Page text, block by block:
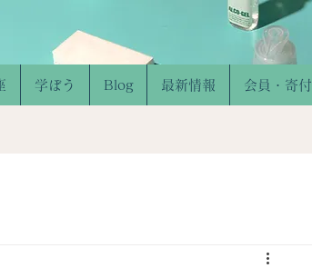
学ぼう Blog 最新情報 会員・寄付